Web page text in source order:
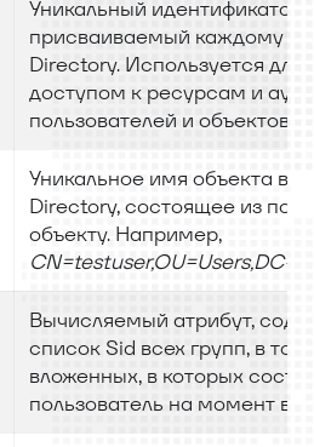
Уникальный идентификатор
присваиваемый каждому
Directory. Используется для
доступом к ресурсам и
пользователей и объектов
Уникальное имя объекта в
Directory, состоящее из
объекту. Например,
Вычисляемый атрибут,
список Sid всех групп, в
вложенных, в которых
пользователь на момент